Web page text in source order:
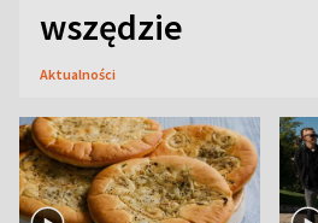
wszędzie
Aktualności